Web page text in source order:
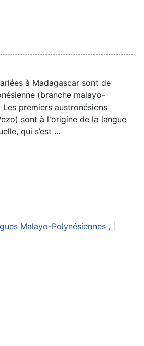
à Madagascar sont de
(branche malayo-
Les premiers austronésiens
sont à l'origine de la langue
qui s’est ...
Malayo-Polynésiennes, |